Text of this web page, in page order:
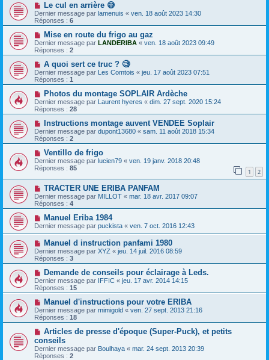
Le cul en arrière 😅
Dernier message par lamenuis « ven. 18 août 2023 14:30
Réponses : 6
Mise en route du frigo au gaz
Dernier message par LANDERIBA « ven. 18 août 2023 09:49
Réponses : 2
A quoi sert ce truc ? 🧐
Dernier message par Les Comtois « jeu. 17 août 2023 07:51
Réponses : 1
Photos du montage SOPLAIR Ardèche
Dernier message par Laurent hyeres « dim. 27 sept. 2020 15:24
Réponses : 28
Instructions montage auvent VENDEE Soplair
Dernier message par dupont13680 « sam. 11 août 2018 15:34
Réponses : 2
Ventillo de frigo
Dernier message par lucien79 « ven. 19 janv. 2018 20:48
Réponses : 85 1 2
TRACTER UNE ERIBA PANFAM
Dernier message par MILLOT « mar. 18 avr. 2017 09:07
Réponses : 4
Manuel Eriba 1984
Dernier message par puckista « ven. 7 oct. 2016 12:43
Manuel d instruction panfami 1980
Dernier message par XYZ « jeu. 14 juil. 2016 08:59
Réponses : 3
Demande de conseils pour éclairage à Leds.
Dernier message par IFFIC « jeu. 17 avr. 2014 14:15
Réponses : 15
Manuel d'instructions pour votre ERIBA
Dernier message par mimigold « ven. 27 sept. 2013 21:16
Réponses : 18
Articles de presse d'époque (Super-Puck), et petits
conseils
Dernier message par Boulhaya « mar. 24 sept. 2013 20:39
Réponses : 2